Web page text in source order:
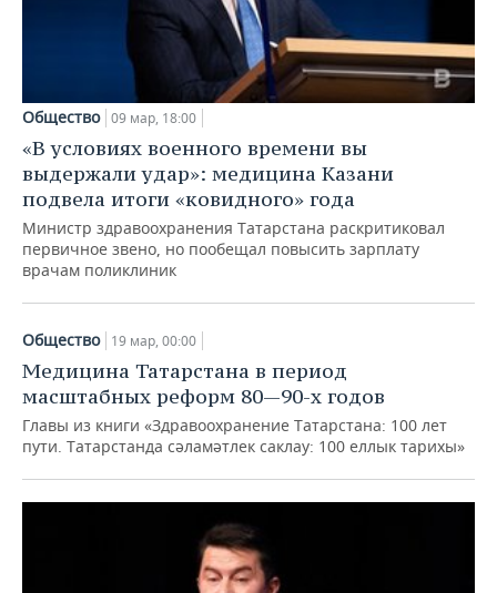
Общество 09 мар, 18:00
«В условиях военного времени вы
выдержали удар»: медицина Казани
подвела итоги «ковидного» года
Министр здравоохранения Татарстана раскритиковал
первичное звено, но пообещал повысить зарплату
врачам поликлиник
Общество 19 мар, 00:00
Медицина Татарстана в период
масштабных реформ 80—90-х годов
Главы из книги «Здравоохранение Татарстана: 100 лет
пути. Татарстанда сәламәтлек саклау: 100 еллык тарихы»